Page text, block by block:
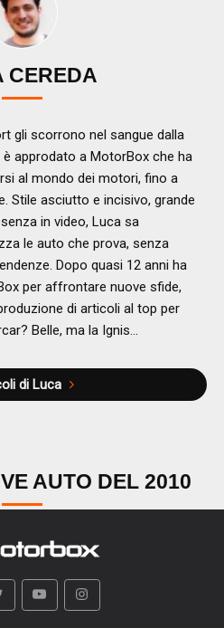
CEREDA
gli scorrono nel sangue dalla
approdato a MotorBox che ha
al mondo dei motori, fino a
Stile asciutto e incisivo, grande
in video, Luca sa
le auto che prova, senza
Dopo quasi 12 anni ha
per affrontare nuove sfide,
di articoli al top per
Belle, ma la Ignis...
di Luca
AUTO DEL 2010